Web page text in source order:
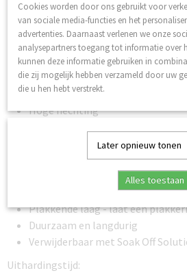
Lilly Nails Gel Polish is
Zweden.
Hecht op natuurlijke nagels over
Base, en op nagels met gel,
Gemaakt in Zweden
Veganistisch
Hoge hechting
Gemakkelijk aan te brengen
Middelmatige viscositeit - loopt
Flexibel na uitharding
Plakkende laag - laat een
Duurzaam en langdurig
Verwijderbaar met Soak Off
Uithardingstijd:
Cookies worden door ons gebruikt voor
van sociale media-functies en het
advertenties. Daarnaast verlenen we onze
analysepartners toegang tot informatie over
kunnen deze informatie gebruiken in
die zij mogelijk hebben verzameld door uw
die u hen hebt verstrekt.
Later opnieuw tonen
Alles toestaan